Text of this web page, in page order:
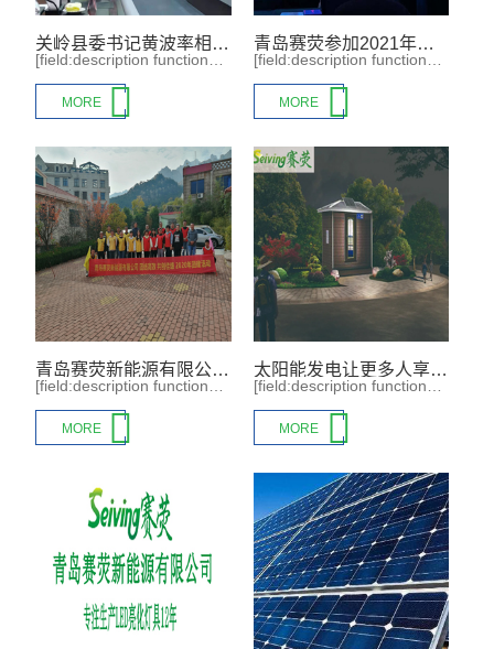
关岭县委书记黄波率相关部门到青岛城阳参加东西部协作座谈会
MORE 
青岛赛荧参加2021年青岛市崂山区企业家和产业领军人才大会
MORE 
青岛赛荧新能源有限公司 公司团建 圆满成功
MORE 
太阳能发电让更多人享用绿色电力之太阳能公厕
MORE 